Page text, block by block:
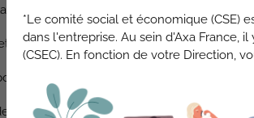
Cfdt regrette.
génère certaines conséquences sociales :
les collègues du Tampon
CEP. En effet la Direction dit ne plus faire
*Le comité social et économique (CSE)
dans l'entreprise. Au sein d'Axa France,
(CSEC). En fonction de votre Direction,